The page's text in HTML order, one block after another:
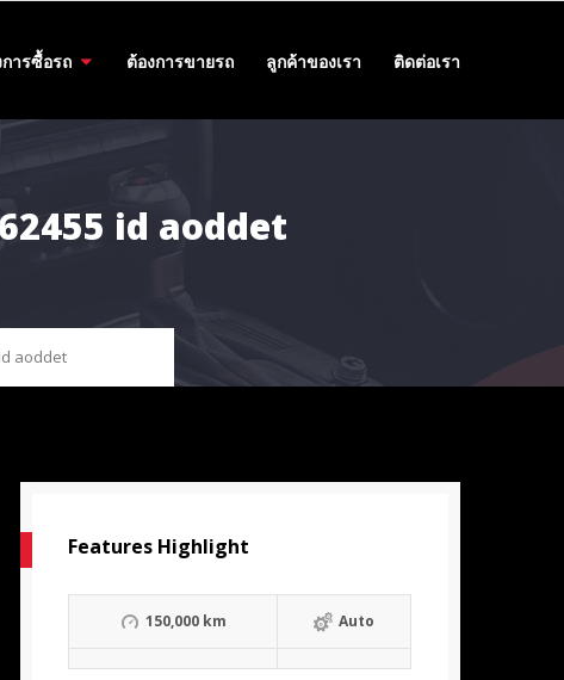
ารซื้อรถ ต้องการขายรถ ลูกค้าของเรา ติดต่อเรา
id aoddet
aoddet
Features Highlight
150,000 km Auto